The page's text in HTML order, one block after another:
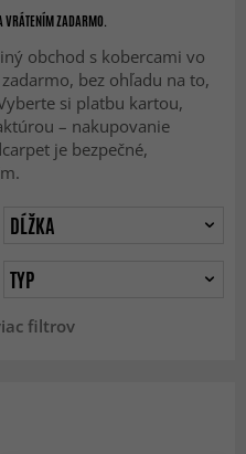
VRÁTENÍM ZADARMO.
obchod s kobercami vo
bez ohľadu na to,
si platbu kartou,
– nakupovanie
je bezpečné,
filtrov
DĹŽKA
TYP